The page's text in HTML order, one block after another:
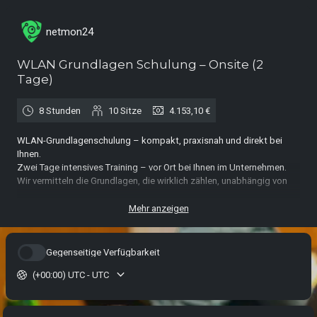
netmon24
WLAN Grundlagen Schulung – Onsite (2
Tage)
8 Stunden 10 Sitze 4.153,10 €
WLAN-Grundlagenschulung – kompakt, praxisnah und direkt bei
Ihnen.
Zwei Tage intensives Training – vor Ort bei Ihnen im Unternehmen.
Wir vermitteln die Grundlagen, die wirklich zählen, unabhängig von
Inklusive praktischer Workshops mit Ekahau Site Survey (Demo oder
Das erwartet Sie in der WLAN-Grundlagenschulung:
Verständnis von Standards (IEEE 802.11 a/b/g/n/ac/ax)
Antennentypen, Signalstärke, SNR & Co. verständlich erklärt
Mehr anzeigen
Gegenseitige Verfügbarkeit
(+00:00) UTC - UTC